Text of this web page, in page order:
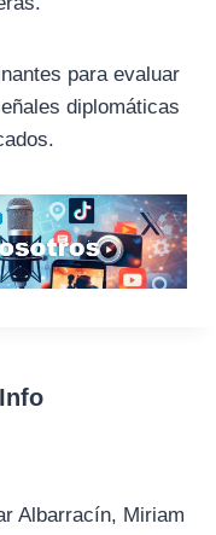
para evaluar
diplomáticas
Albarracín, Miriam